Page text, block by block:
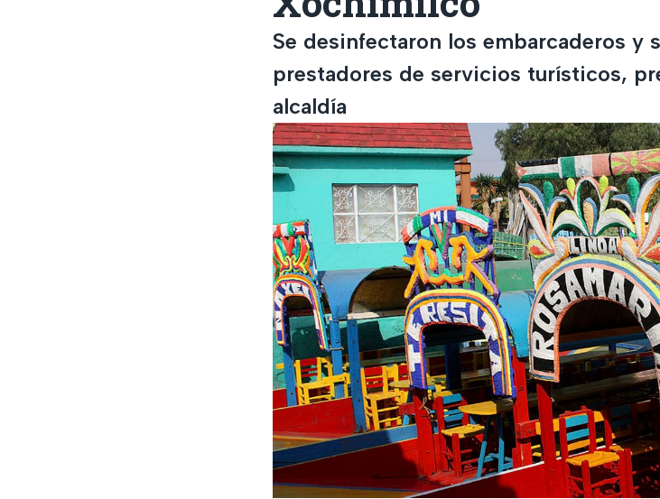
Se desinfectaron los embarcaderos y
prestadores de servicios turísticos,
alcaldía